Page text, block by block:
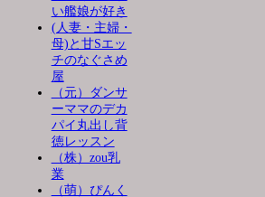
い艦娘が好き
(人妻・主婦・
母)と甘Sエッ
チのなぐさめ
屋
（元）ダンサ
ーママのデカ
パイ丸出し背
徳レッスン
（株）zou乳
業
（萌）ぴんく